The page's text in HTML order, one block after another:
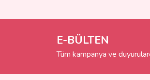
Ürün resmi kalitesiz,
Bu ürüne benzer farklı
E-BÜLTEN
Tüm kampanya ve